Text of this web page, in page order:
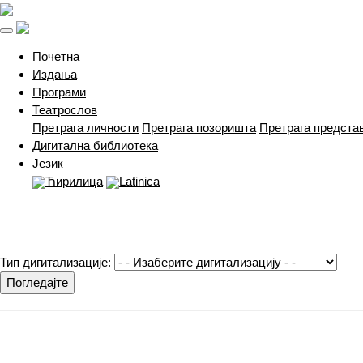
Почетна(current)
Издања
Програми
Театрослов
Претрага личности Претрага позоришта Претрага
Дигитална библиотека
Језик
Ћирилица
Latinica
Тип дигитализације:
Погледајте